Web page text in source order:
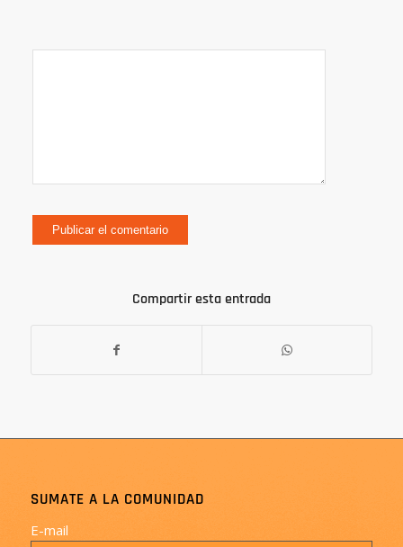
Compartir esta entrada
SUMATE A LA COMUNIDAD
E-mail